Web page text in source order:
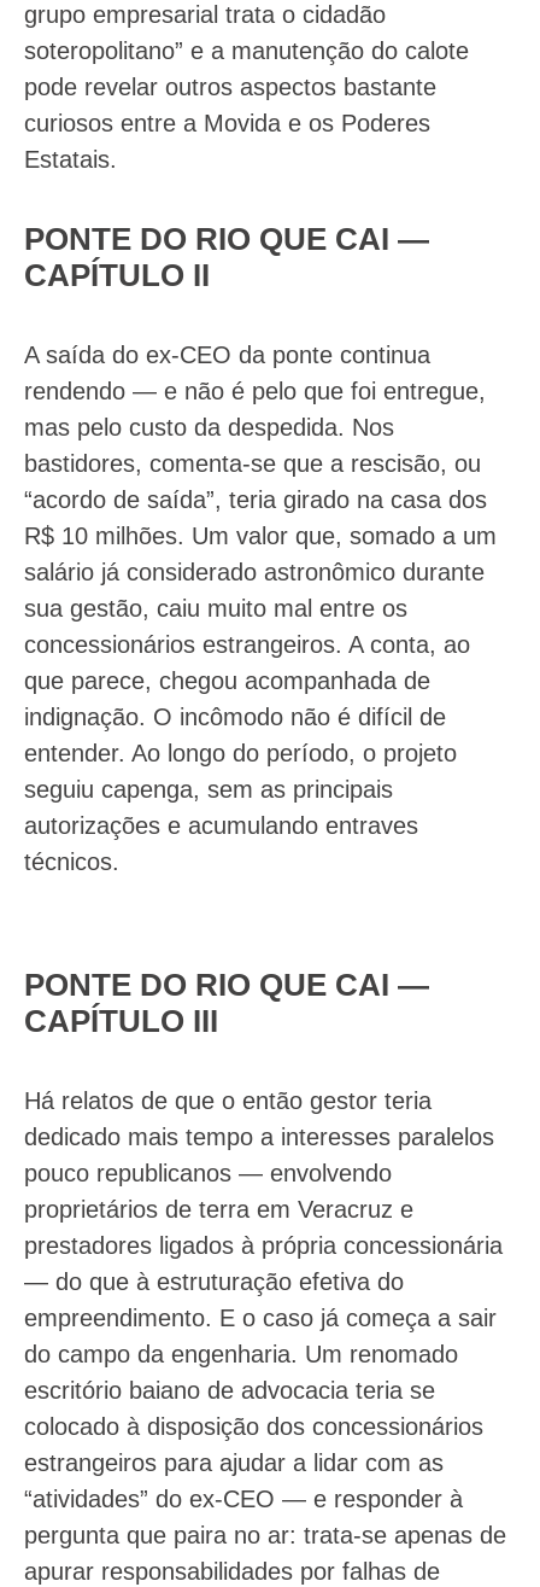
grupo empresarial trata o cidadão
soteropolitano” e a manutenção do calote
pode revelar outros aspectos bastante
curiosos entre a Movida e os Poderes
Estatais.
PONTE DO RIO QUE CAI —
CAPÍTULO II
A saída do ex-CEO da ponte continua
rendendo — e não é pelo que foi entregue,
mas pelo custo da despedida. Nos
bastidores, comenta-se que a rescisão, ou
“acordo de saída”, teria girado na casa dos
R$ 10 milhões. Um valor que, somado a um
salário já considerado astronômico durante
sua gestão, caiu muito mal entre os
concessionários estrangeiros. A conta, ao
que parece, chegou acompanhada de
indignação. O incômodo não é difícil de
entender. Ao longo do período, o projeto
seguiu capenga, sem as principais
autorizações e acumulando entraves
técnicos.
PONTE DO RIO QUE CAI —
CAPÍTULO III
Há relatos de que o então gestor teria
dedicado mais tempo a interesses paralelos
pouco republicanos — envolvendo
proprietários de terra em Veracruz e
prestadores ligados à própria concessionária
— do que à estruturação efetiva do
empreendimento. E o caso já começa a sair
do campo da engenharia. Um renomado
escritório baiano de advocacia teria se
colocado à disposição dos concessionários
estrangeiros para ajudar a lidar com as
“atividades” do ex-CEO — e responder à
pergunta que paira no ar: trata-se apenas de
apurar responsabilidades por falhas de